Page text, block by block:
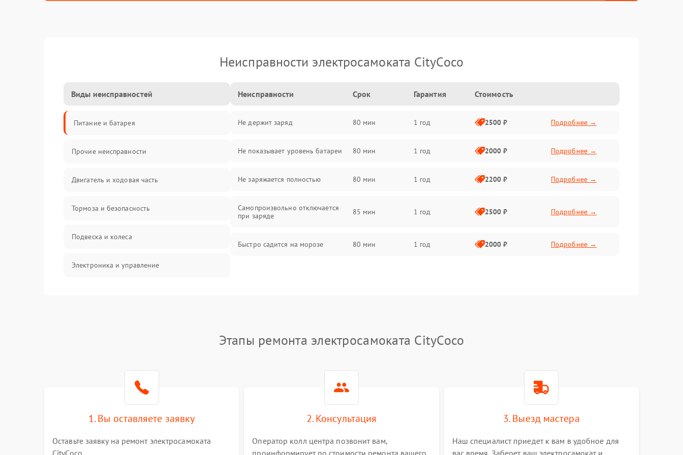
Неисправности электросамоката CityCoco
Виды неисправностей
Питание и батарея
Прочие неисправности
Двигатель и ходовая часть
Тормоза и безопасность
Подвеска и колеса
Электроника и управление
Механические повреждения
Неисправности Срок Гарантия Стоимость
Не держит заряд 80 мин 1 год 2500 ₽ Подробнее →
Не показывает уровень батареи 80 мин 1 год 2000 ₽ Подробнее →
Не заряжается полностью 80 мин 1 год 2200 ₽ Подробнее →
Самопроизвольно отключается
при заряде
85 мин 1 год 2500 ₽ Подробнее →
Быстро садится на морозе 80 мин 1 год 2000 ₽ Подробнее →
Этапы ремонта электросамоката CityCoco
1. Вы оставляете заявку
Оставьте заявку на ремонт электросамоката
CityCoco
2. Консультация
Оператор колл центра позвонит вам,
проинформирует по стоимости ремонта вашего
3. Выезд мастера
Наш специалист приедет к вам в удобное для
вас время. Заберет ваш электросамокат и